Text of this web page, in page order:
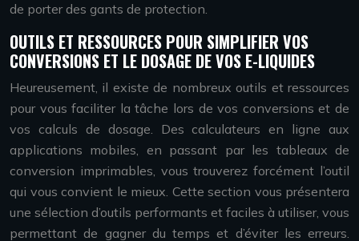
de porter des gants de protection.
OUTILS ET RESSOURCES POUR SIMPLIFIER VOS
CONVERSIONS ET LE DOSAGE DE VOS E-LIQUIDES
Heureusement, il existe de nombreux outils et ressources
pour vous faciliter la tâche lors de vos conversions et de
vos calculs de dosage. Des calculateurs en ligne aux
applications mobiles, en passant par les tableaux de
conversion imprimables, vous trouverez forcément l’outil
qui vous convient le mieux. Cette section vous présentera
une sélection d’outils performants et faciles à utiliser, vous
permettant de gagner du temps et d’éviter les erreurs.